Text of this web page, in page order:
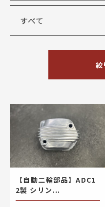
絞
【自動二輪部品】ADC1
2製 シリン...